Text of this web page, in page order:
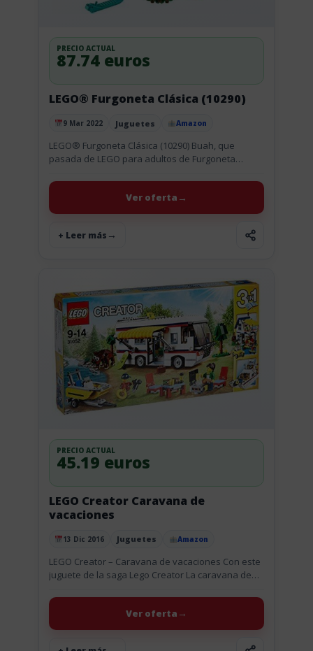
Publicado el
9 Mar 2022 Juguetes Amazon
LEGO® Furgoneta Clásica (10290)
PRECIO ACTUAL
87.74 euros
LEGO® Furgoneta Clásica (10290) Buah, que
pasada de LEGO para adultos de Furgoneta
construir que recrea la emblemática forma
+ Leer más
Ver oferta
Publicado el
13 Dic 2016 Juguetes Amazon
LEGO Creator Caravana de
vacaciones
PRECIO ACTUAL
45.19 euros
LEGO Creator – Caravana de vacaciones Con este
juguete de la saga Lego Creator La caravana de
apredizaje...
Ver oferta